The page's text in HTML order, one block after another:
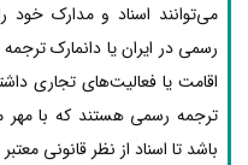
می‌توانند اسناد و مدارک خود
رسمی در ایران یا دانمارک
اقامت یا فعالیت‌های تجاری
ترجمه رسمی هستند که با مهر
باشد تا اسناد از نظر قانونی